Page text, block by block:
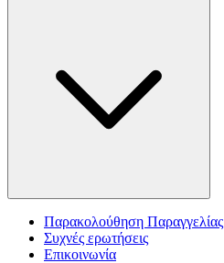
Παρακολούθηση Παραγγελίας
Συχνές ερωτήσεις
Επικοινωνία